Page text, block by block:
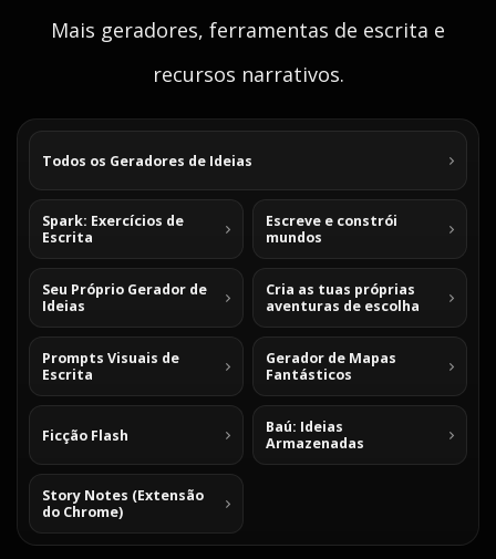
Mais geradores, ferramentas de escrita e
recursos narrativos.
Todos os Geradores de Ideias
Spark: Exercícios de
Escrita
Escreve e constrói
mundos
Seu Próprio Gerador de
Ideias
Cria as tuas próprias
aventuras de escolha
Prompts Visuais de
Escrita
Gerador de Mapas
Fantásticos
Ficção Flash
Baú: Ideias
Armazenadas
Story Notes (Extensão
do Chrome)